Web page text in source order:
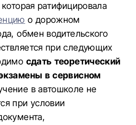
ратифицировала
о дорожном
обмен водительского
при следующих
сдать теоретический
в сервисном
в автошколе не
при условии